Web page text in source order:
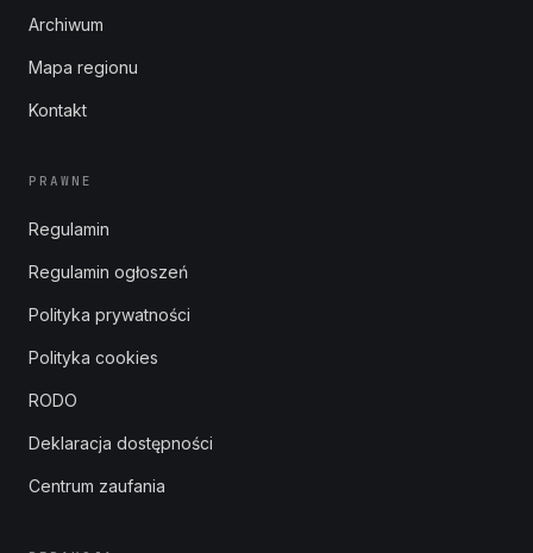
Archiwum
Mapa regionu
Kontakt
PRAWNE
Regulamin
Regulamin ogłoszeń
Polityka prywatności
Polityka cookies
RODO
Deklaracja dostępności
Centrum zaufania